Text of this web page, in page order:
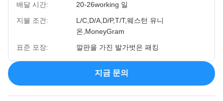
배달 시간:
20-26working 일
지불 조건:
L/C,D/A,D/P,T/T,웨스턴 유니
온,MoneyGram
표준 포장:
깔판을 가진 발가벗은 패킹
지금 문의